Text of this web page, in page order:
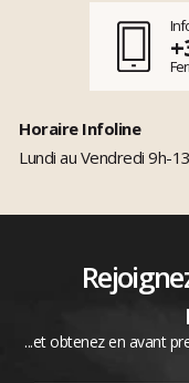
Horaire Infoline
Lundi au Vendredi 9h-
...et obtenez en avant